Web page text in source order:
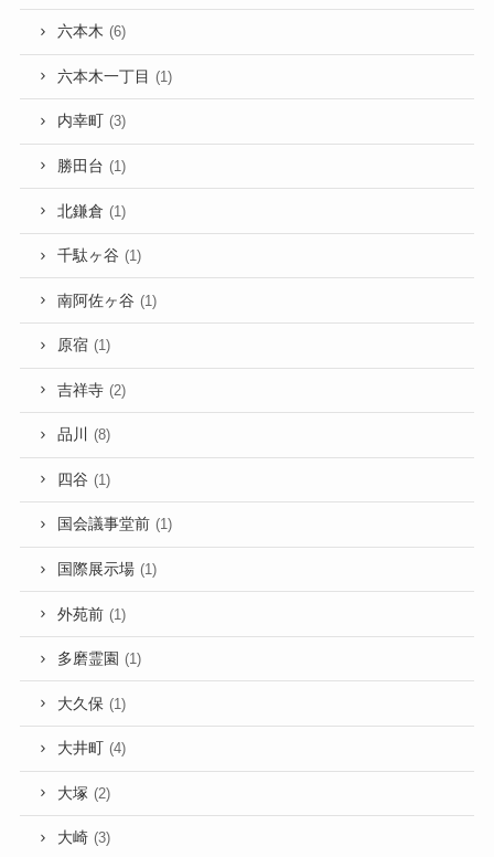
六本木 (6)
六本木一丁目 (1)
内幸町 (3)
勝田台 (1)
北鎌倉 (1)
千駄ヶ谷 (1)
南阿佐ヶ谷 (1)
原宿 (1)
吉祥寺 (2)
品川 (8)
四谷 (1)
国会議事堂前 (1)
国際展示場 (1)
外苑前 (1)
多磨霊園 (1)
大久保 (1)
大井町 (4)
大塚 (2)
大崎 (3)